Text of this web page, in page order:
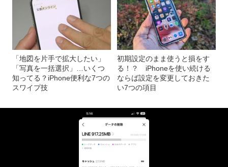
「地図を片手で拡大したい」
「写真を一括選択」…いくつ
知ってる？iPhone便利な7つの
スワイプ技
初期設定のまま使うと損をす
る！？ iPhoneを使い続ける
ならば設定を変更しておきた
い7つの項目